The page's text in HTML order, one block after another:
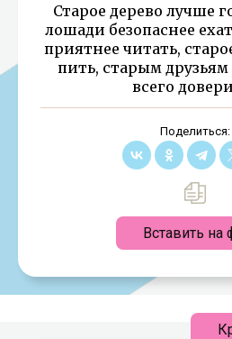
Старое дерево лучше
лошади безопаснее
приятнее читать,
пить, старым
всего
Поделиться:
Вставить на